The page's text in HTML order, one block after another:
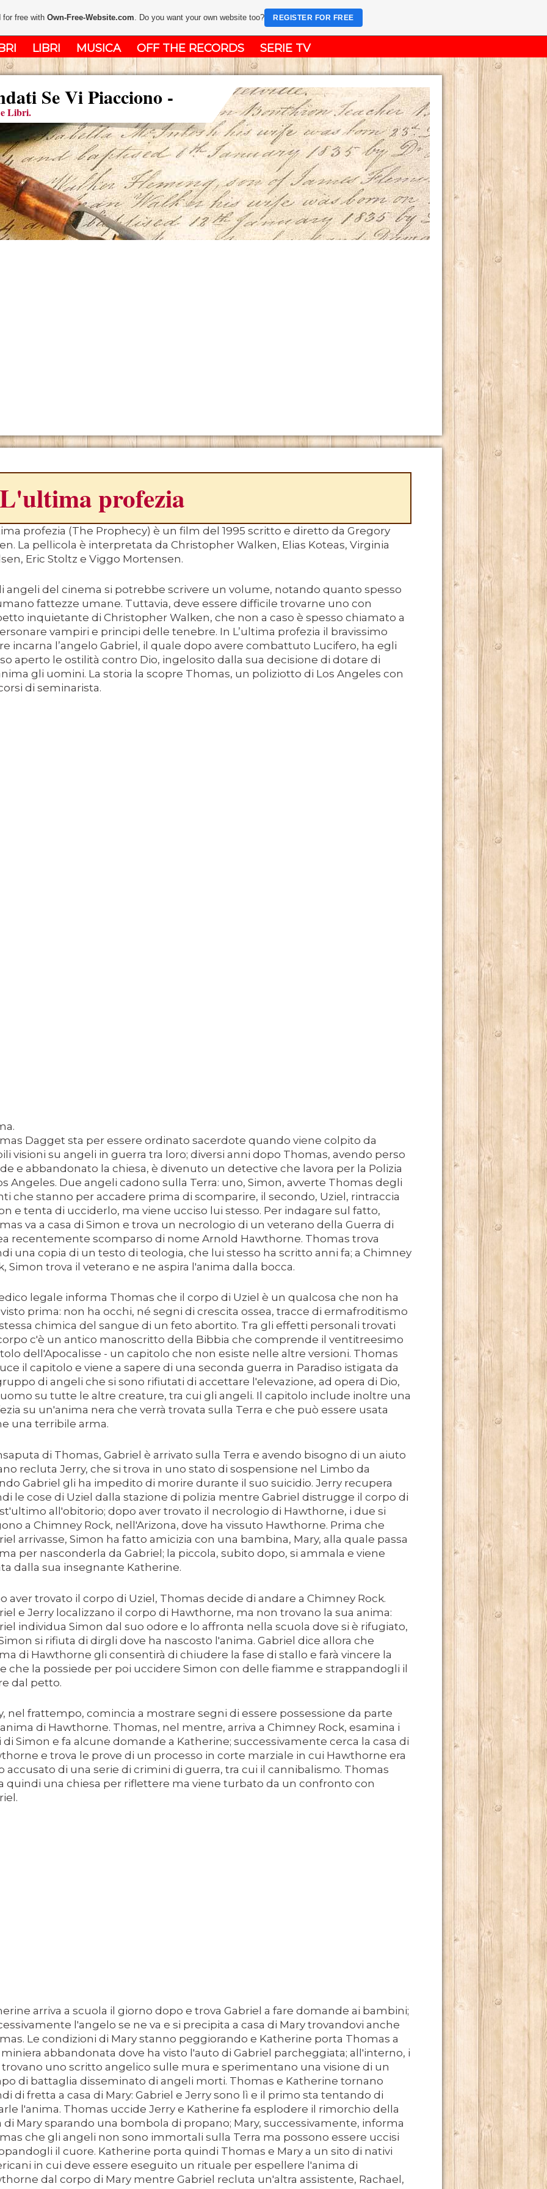
LIBRI MUSICA OFF THE RECORDS SERIE TV
Se Vi Piacciono -
Libri.
EDIZIONE DEL PREMIO STREGA.
ORMAI NON PIU ESORDIENTE, BENSI AMPIAMENTE RADICATO NEL NOSTRO PAESE.
RAPPRESENTA L'ESORDIO ENIGMATICO E AVVINCENTE DI MARCELLO SIMONI.
RACCOMANDATI SE TI PIACCIONO NEL MESE DI APRILE 2013.
CAPITOLO DI QUELLA CHE DOVREBBE ESSERE LA QUADRILOGIA DI CARLOS RUIZ ZAFÓN.
IN OLTRE 40 LINGUE, LE SUE OPERE HANNO CONQUISTATO MILIONI DI LETTORI E NUMEROSI PREMI NEI CINQUE
LIBRO CAMPIONE DI VENDITE, IL CACCIATORE DI AQUILONI.
LIBRO DI JEFFERY DEAVER DEDICATO AL CRIMINOLOGO TETRAPLEGICO LINCOLN RHYME.
ATIPICO, UN VIAGGIO INTERIORE DI ISABEL ALLENDE NELL'INCONTAMINATO ARCIPELAGO DI CHILOÉ.
LATINOAMERICANE DI MAGGIOR SUCCESSO AL MONDO.
UNO PSICOPATICO ASSOLDATO DAL POTERE PER POTER INCASTRARE UN PEZZO GROSSO DELLA MAFIA
RISIEDE QUASI ESCLUSIVAMENTE NELLA SUA ENORME CAPACITÀ DI CONTROLLARE “LA SCRITTURA”.
RACCOMANDATI SE TI PIACCIONO NEL MESE DI MAGGIO 2013.
LE MINACCE E LA VITA SOTTO SCORTA.
ECONOMICO E NEL SOGNO DI DOMINIO DELLA CAMORRA.
STATI UTILIZZATI 40 MILIONI DI INSETTI APPOSITAMENTE ALLEVATI.
NELLA CULTURA CONTEMPORANEA.
II: THE DARK SECRET – RHAPSODY OF FIRE.
(2A PARTE).
(1A PARTE).
RACCOMANDATI SE TI PIACCIONO NEL MESE DI LUGLIO 2013.
THRILLER E SUSPENSE A CUI FA DA SFONDO IL RETROSCENA DELLA POLITICA (1A STAGIONE).
THRILLER E SUSPENSE A CUI FA DA SFONDO IL RETROSCENA DELLA POLITICA (2A STAGIONE).
RACCOMANDATI SE TI PIACCIONO NEL MESE DI SETTEMBRE 2013.
RACCOMANDATI SE TI PIACCIONO NEL MESE DI DICEMBRE 2013.
MARTIN SCORSESE
UN MONDO MIGLIORE.
DI DAVID LYNCH
UN THRILLER CLASSICO
STORY, CONSIDERABILE UN ESEMPIO DI FILM NOIR MODERNO
PARZIALE, TROPPO PARZIALE.
DECENNI È RIUSCITO A TENERE ALTO IL PROPRIO NOME, È ANCHE MERITO DI MARCO TULLIO GIORDANA.
DI PIÙ NELLA STORIA DEL CINEMA
COSIDDETTA TRILOGIA SULLA MORTE
RACCOMANDATI SE TI PIACCIONO NEL MESE DI APRILE 2014.
L'ultima profezia
profezia (The Prophecy) è un film del 1995 scritto e diretto da Gregory
La pellicola è interpretata da Christopher Walken, Elias Koteas, Virginia
Eric Stoltz e Viggo Mortensen.
angeli del cinema si potrebbe scrivere un volume, notando quanto spesso
fattezze umane. Tuttavia, deve essere difficile trovarne uno con
inquietante di Christopher Walken, che non a caso è spesso chiamato a
vampiri e principi delle tenebre. In L’ultima profezia il bravissimo
incarna l’angelo Gabriel, il quale dopo avere combattuto Lucifero, ha egli
aperto le ostilità contro Dio, ingelosito dalla sua decisione di dotare di
gli uomini. La storia la scopre Thomas, un poliziotto di Los Angeles con
di seminarista.
Dagget sta per essere ordinato sacerdote quando viene colpito da
visioni su angeli in guerra tra loro; diversi anni dopo Thomas, avendo perso
e abbandonato la chiesa, è divenuto un detective che lavora per la Polizia
Angeles. Due angeli cadono sulla Terra: uno, Simon, avverte Thomas degli
che stanno per accadere prima di scomparire, il secondo, Uziel, rintraccia
e tenta di ucciderlo, ma viene ucciso lui stesso. Per indagare sul fatto,
va a casa di Simon e trova un necrologio di un veterano della Guerra di
recentemente scomparso di nome Arnold Hawthorne. Thomas trova
una copia di un testo di teologia, che lui stesso ha scritto anni fa; a Chimney
Simon trova il veterano e ne aspira l'anima dalla bocca.
legale informa Thomas che il corpo di Uziel è un qualcosa che non ha
prima: non ha occhi, né segni di crescita ossea, tracce di ermafroditismo
chimica del sangue di un feto abortito. Tra gli effetti personali trovati
c'è un antico manoscritto della Bibbia che comprende il ventitreesimo
dell'Apocalisse - un capitolo che non esiste nelle altre versioni. Thomas
il capitolo e viene a sapere di una seconda guerra in Paradiso istigata da
di angeli che si sono rifiutati di accettare l'elevazione, ad opera di Dio,
su tutte le altre creature, tra cui gli angeli. Il capitolo include inoltre una
su un'anima nera che verrà trovata sulla Terra e che può essere usata
una terribile arma.
di Thomas, Gabriel è arrivato sulla Terra e avendo bisogno di un aiuto
recluta Jerry, che si trova in uno stato di sospensione nel Limbo da
Gabriel gli ha impedito di morire durante il suo suicidio. Jerry recupera
le cose di Uziel dalla stazione di polizia mentre Gabriel distrugge il corpo di
all'obitorio; dopo aver trovato il necrologio di Hawthorne, i due si
a Chimney Rock, nell'Arizona, dove ha vissuto Hawthorne. Prima che
arrivasse, Simon ha fatto amicizia con una bambina, Mary, alla quale passa
per nasconderla da Gabriel; la piccola, subito dopo, si ammala e viene
dalla sua insegnante Katherine.
aver trovato il corpo di Uziel, Thomas decide di andare a Chimney Rock.
e Jerry localizzano il corpo di Hawthorne, ma non trovano la sua anima:
individua Simon dal suo odore e lo affronta nella scuola dove si è rifugiato,
si rifiuta di dirgli dove ha nascosto l'anima. Gabriel dice allora che
di Hawthorne gli consentirà di chiudere la fase di stallo e farà vincere la
che la possiede per poi uccidere Simon con delle fiamme e strappandogli il
dal petto.
nel frattempo, comincia a mostrare segni di essere possessione da parte
di Hawthorne. Thomas, nel mentre, arriva a Chimney Rock, esamina i
di Simon e fa alcune domande a Katherine; successivamente cerca la casa di
e trova le prove di un processo in corte marziale in cui Hawthorne era
accusato di una serie di crimini di guerra, tra cui il cannibalismo. Thomas
quindi una chiesa per riflettere ma viene turbato da un confronto con
arriva a scuola il giorno dopo e trova Gabriel a fare domande ai bambini;
l'angelo se ne va e si precipita a casa di Mary trovandovi anche
Le condizioni di Mary stanno peggiorando e Katherine porta Thomas a
abbandonata dove ha visto l'auto di Gabriel parcheggiata; all'interno, i
uno scritto angelico sulle mura e sperimentano una visione di un
di battaglia disseminato di angeli morti. Thomas e Katherine tornano
di fretta a casa di Mary: Gabriel e Jerry sono lì e il primo sta tentando di
l'anima. Thomas uccide Jerry e Katherine fa esplodere il rimorchio della
di Mary sparando una bombola di propano; Mary, successivamente, informa
che gli angeli non sono immortali sulla Terra ma possono essere uccisi
il cuore. Katherine porta quindi Thomas e Mary a un sito di nativi
in cui deve essere eseguito un rituale per espellere l'anima di
dal corpo di Mary mentre Gabriel recluta un'altra assistente, Rachael,
for free withOwn-Free-Website.com. Do you want your own website too? REGISTER FOR FREE